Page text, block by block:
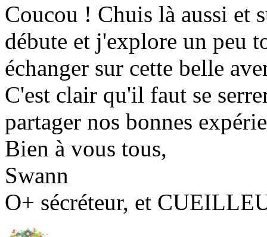
Coucou ! Chuis là aussi et
débute et j'explore un peu
échanger sur cette belle
C'est clair qu'il faut se
partager nos bonnes
Bien à vous tous,
Swann
O+ sécréteur, et